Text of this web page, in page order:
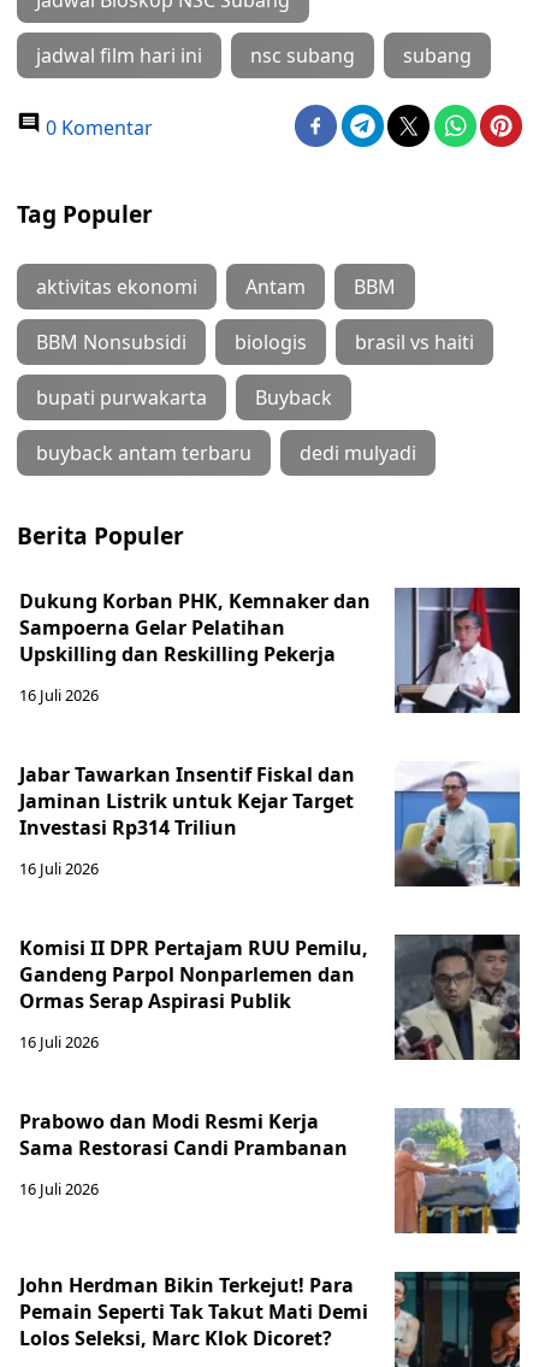
jadwal film hari ini nsc subang subang
0 Komentar
Tag Populer
aktivitas ekonomi Antam BBM
BBM Nonsubsidi biologis brasil vs haiti
bupati purwakarta Buyback
buyback antam terbaru dedi mulyadi
Berita Populer
Dukung Korban PHK, Kemnaker dan
Sampoerna Gelar Pelatihan
Upskilling dan Reskilling Pekerja
16 Juli 2026
Jabar Tawarkan Insentif Fiskal dan
Jaminan Listrik untuk Kejar Target
Investasi Rp314 Triliun
16 Juli 2026
Komisi II DPR Pertajam RUU Pemilu,
Gandeng Parpol Nonparlemen dan
Ormas Serap Aspirasi Publik
16 Juli 2026
Prabowo dan Modi Resmi Kerja
Sama Restorasi Candi Prambanan
16 Juli 2026
John Herdman Bikin Terkejut! Para
Pemain Seperti Tak Takut Mati Demi
Lolos Seleksi, Marc Klok Dicoret?